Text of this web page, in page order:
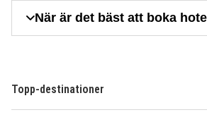
När är det bäst att boka
Topp-destinationer